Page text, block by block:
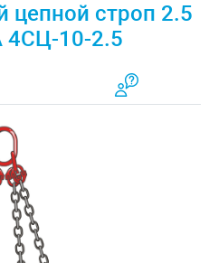
цепной строп 2.5
4СЦ-10-2.5